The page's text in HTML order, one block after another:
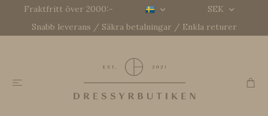
Fraktfritt över 2000:-
SEK
Snabb leverans / Säkra betalningar / Enkla returer